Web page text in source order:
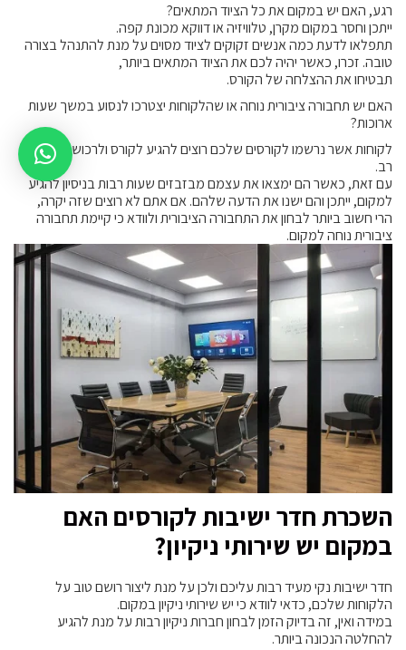
רגע, האם יש במקום את כל הציוד המתאים?
ייתכן וחסר במקום מקרן, טלוויזיה או דווקא מכונת קפה.
תתפלאו לדעת כמה אנשים זקוקים לציוד מסוים על מנת להתנהל בצורה
טובה. זכרו, כאשר יהיה לכם את הציוד המתאים ביותר,
תבטיחו את ההצלחה של הקורס.
האם יש תחבורה ציבורית נוחה או שהלקוחות יצטרכו לנסוע במשך שעות
ארוכות?
לקוחות אשר נרשמו לקורסים שלכם רוצים להגיע לקורס ולרכוש שם ידע
רב.
עם זאת, כאשר הם ימצאו את עצמם מבזבזים שעות רבות בניסיון להגיע
למקום, ייתכן והם ישנו את הדעה שלהם. אם אתם לא רוצים שזה יקרה,
הרי חשוב ביותר לבחון את התחבורה הציבורית ולוודא כי קיימת תחבורה
ציבורית נוחה למקום.
השכרת חדר ישיבות לקורסים האם
במקום יש שירותי ניקיון?
חדר ישיבות נקי מעיד רבות עליכם ולכן על מנת ליצור רושם טוב על
הלקוחות שלכם, כדאי לוודא כי יש שירותי ניקיון במקום.
במידה ואין, זה בדיוק הזמן לבחון חברות ניקיון רבות על מנת להגיע
להחלטה הנכונה ביותר.